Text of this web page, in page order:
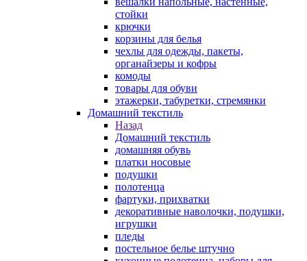
стойки
крючки
корзины для белья
чехлы для одежды, пакеты,
органайзеры и кофры
комоды
товары для обуви
этажерки, табуретки, стремянки
Домашний текстиль
Назад
Домашний текстиль
домашняя обувь
платки носовые
подушки
полотенца
фартуки, прихватки
декоративные наволочки, подушки,
игрушки
пледы
постельное белье штучно